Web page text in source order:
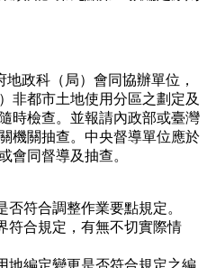
政科（局）會同協辦單位，
非都市土地使用分區之劃定及
時檢查。並報請內政部或臺灣
機關抽查。中央督導單位應於
會同督導及抽查。
否符合調整作業要點規定。
符合規定，有無不切實際情